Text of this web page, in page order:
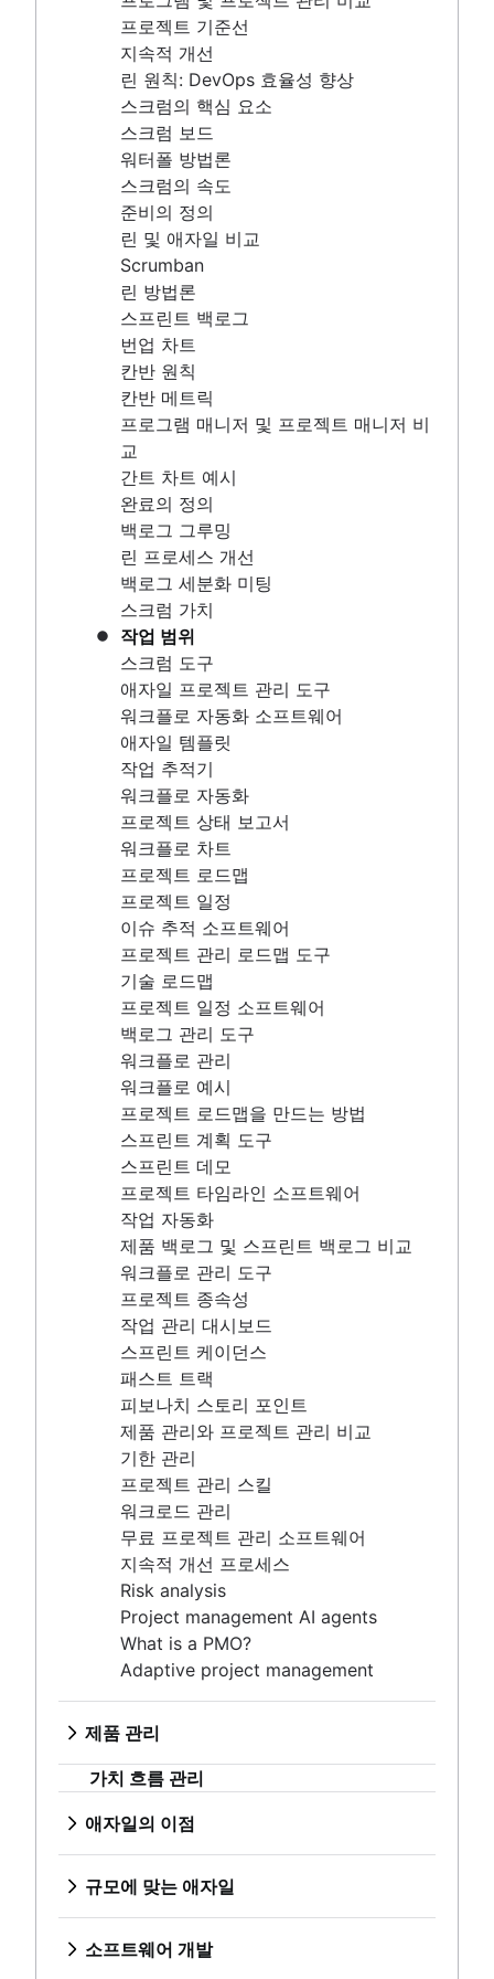
스크럼의 속도
준비의 정의
린 및 애자일 비교
Scrumban
린 방법론
스프린트 백로그
번업 차트
칸반 원칙
칸반 메트릭
프로그램 매니저 및 프로젝트 매니저 비교
간트 차트 예시
완료의 정의
백로그 그루밍
린 프로세스 개선
백로그 세분화 미팅
스크럼 가치
작업 범위
스크럼 도구
애자일 프로젝트 관리 도구
워크플로 자동화 소프트웨어
애자일 템플릿
작업 추적기
워크플로 자동화
프로젝트 상태 보고서
워크플로 차트
프로젝트 로드맵
프로젝트 일정
이슈 추적 소프트웨어
프로젝트 관리 로드맵 도구
기술 로드맵
프로젝트 일정 소프트웨어
백로그 관리 도구
워크플로 관리
워크플로 예시
프로젝트 로드맵을 만드는 방법
스프린트 계획 도구
스프린트 데모
프로젝트 타임라인 소프트웨어
작업 자동화
제품 백로그 및 스프린트 백로그 비교
워크플로 관리 도구
프로젝트 종속성
작업 관리 대시보드
스프린트 케이던스
패스트 트랙
피보나치 스토리 포인트
제품 관리와 프로젝트 관리 비교
기한 관리
프로젝트 관리 스킬
워크로드 관리
무료 프로젝트 관리 소프트웨어
지속적 개선 프로세스
Risk analysis
Project management AI agents
What is a PMO?
Adaptive project management
제품 관리란 무엇입니까?
제품 로드맵
제품 매니저
신규 제품 관리자를 위한 팁
애자일 로드맵
제품 로드맵 프레젠테이션
제품 요구 사항
제품 분석
제품 개발
원격 제품 관리
최소 실행 가능한 제품
제품 사양
제품 개발 전략
제품 개발 소프트웨어
가치 흐름 관리
애자일의 이점
애자일의 장점은 무엇입니까?
애자일 사고방식
애자일로 전환
규모에 맞는 애자일
확장성 있는 애자일이란 무엇입니까?
린 포트폴리오 관리
장기 애자일 계획
Scaled Agile Framework
애자일 Spotify 모델
확장성 있는 스크럼
애자일 철의 삼각관계
대규모 스크럼 프레임워크
소프트웨어 개발
소프트웨어 개발이란 무엇입니까?
소프트웨어 개발자
브랜치 전략
Git에서 브랜치 만들기
코드 검토
소프트웨어 릴리스
애자일 디자인
애자일 디자인이란 무엇입니까?
디자인 프로세스
크리에이티브 운영
애자일 마케팅
애자일 마케팅이란 무엇입니까?
마케팅 프로젝트 관리자
스크럼 마스터와 프로젝트 매니저 비교
프로젝트 기준선
지속적 개선
린 원칙: DevOps 효율성 향상
스크럼의 핵심 요소
스크럼 보드
워터폴 방법론
스크럼의 속도
준비의 정의
린 및 애자일 비교
Scrumban
린 방법론
스프린트 백로그
번업 차트
칸반 원칙
칸반 메트릭
프로그램 매니저 및 프로젝트 매니저 비
교
간트 차트 예시
완료의 정의
백로그 그루밍
린 프로세스 개선
백로그 세분화 미팅
스크럼 가치
작업 범위
스크럼 도구
애자일 프로젝트 관리 도구
워크플로 자동화 소프트웨어
애자일 템플릿
작업 추적기
워크플로 자동화
프로젝트 상태 보고서
워크플로 차트
프로젝트 로드맵
프로젝트 일정
이슈 추적 소프트웨어
프로젝트 관리 로드맵 도구
기술 로드맵
프로젝트 일정 소프트웨어
백로그 관리 도구
워크플로 관리
워크플로 예시
프로젝트 로드맵을 만드는 방법
스프린트 계획 도구
스프린트 데모
프로젝트 타임라인 소프트웨어
작업 자동화
제품 백로그 및 스프린트 백로그 비교
워크플로 관리 도구
프로젝트 종속성
작업 관리 대시보드
스프린트 케이던스
패스트 트랙
피보나치 스토리 포인트
제품 관리와 프로젝트 관리 비교
기한 관리
프로젝트 관리 스킬
워크로드 관리
무료 프로젝트 관리 소프트웨어
지속적 개선 프로세스
Risk analysis
Project management AI agents
What is a PMO?
Adaptive project management
제품 관리
제품 관리란 무엇입니까?
제품 로드맵
제품 매니저
신규 제품 관리자를 위한 팁
제품 로드맵 프레젠테이션
제품 요구 사항
제품 분석
가치 흐름 관리
애자일의 이점
애자일의 장점은 무엇입니까?
비즈니스 전략에서 개발까지
애자일의 경쟁 우위
애자일로 전환
규모에 맞는 애자일
확장성 있는 애자일이란 무엇입니까?
애자일 포트폴리오 관리
린 포트폴리오 관리
소프트웨어 개발